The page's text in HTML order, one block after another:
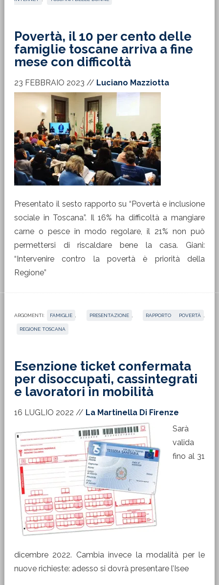
Povertà, il 10 per cento delle
famiglie toscane arriva a fine
mese con difficoltà
23 FEBBRAIO 2023 // Luciano Mazziotta
Presentato il sesto rapporto su “Povertà e inclusione
sociale in Toscana”. Il 16% ha difficoltà a mangiare
carne o pesce in modo regolare, il 21% non può
permettersi di riscaldare bene la casa. Giani:
“Intervenire contro la povertà è priorità della
Regione”
ARGOMENTI: FAMIGLIE PRESENTAZIONE RAPPORTO POVERTÀ
REGIONE TOSCANA
Esenzione ticket confermata
per disoccupati, cassintegrati
e lavoratori in mobilità
16 LUGLIO 2022 // La Martinella Di Firenze
Sarà
valida
fino al 31
dicembre 2022. Cambia invece la modalità per le
nuove richieste: adesso si dovrà presentare l’Isee